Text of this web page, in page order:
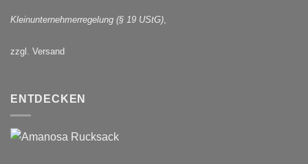
Kleinunternehmerregelung (§ 19 UStG),
zzgl. Versand
ENTDECKEN